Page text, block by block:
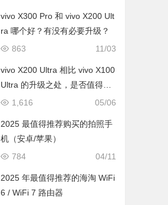
vivo X300 Pro 和 vivo X200 Ult
ra 哪个好？有没有必要升级？
11/03
863
vivo X200 Ultra 相比 vivo X100
Ultra 的升级之处，是否值得升
级购买
05/06
1,616
2025 最值得推荐购买的拍照手
机（安卓/苹果）
04/11
784
2025 年最值得推荐的海淘 WiFi
6 / WiFi 7 路由器